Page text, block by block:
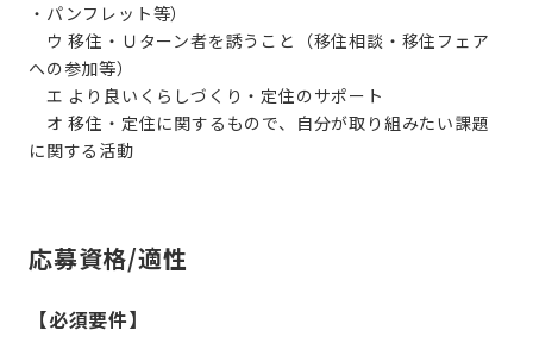
・パンフレット等）
ウ 移住・Ｕターン者を誘うこと（移住相談・移住フェア
への参加等）
エ より良いくらしづくり・定住のサポート
オ 移住・定住に関するもので、自分が取り組みたい課題
応募資格/適性
【必須要件】